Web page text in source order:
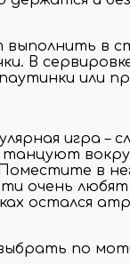
в
В
или
игра –
Поместите в
очень
остался
по